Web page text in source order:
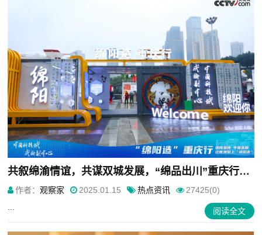
共叙绵渝情谊，共谋双城发展，“绵品出川”重庆行正式启动
作者：观察家 2025.01.15 热点资讯
27425(0)
阅读全文